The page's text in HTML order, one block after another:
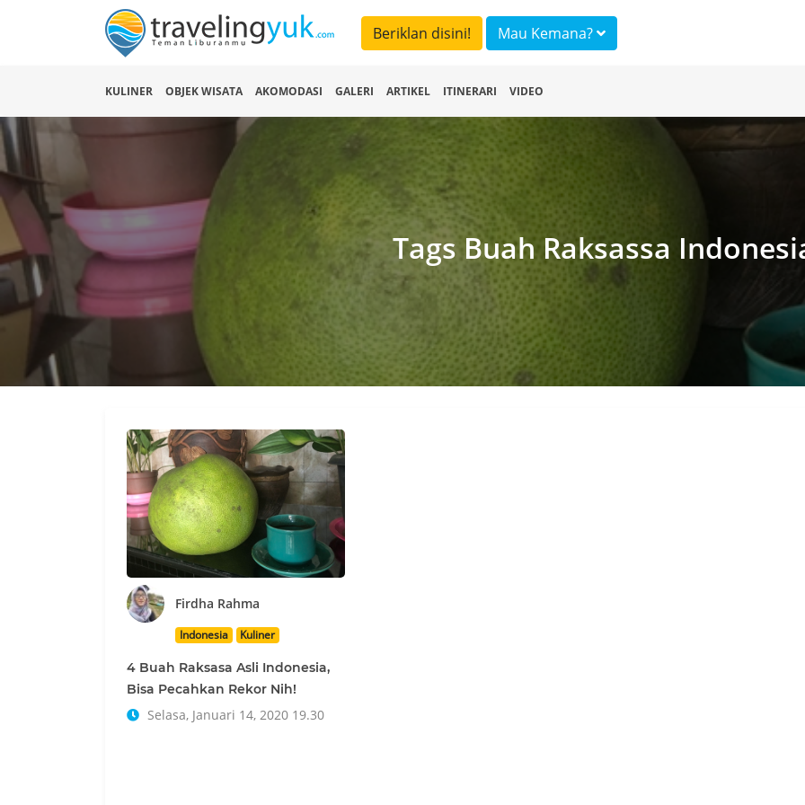
Beriklan disini! Mau Kemana?
KULINER OBJEK WISATA AKOMODASI GALERI ARTIKEL ITINERARI VIDEO
Tags Buah Raksassa
Firdha Rahma
Indonesia Kuliner
4 Buah Raksasa Asli Indonesia,
Bisa Pecahkan Rekor Nih!
Selasa, Januari 14, 2020 19.30